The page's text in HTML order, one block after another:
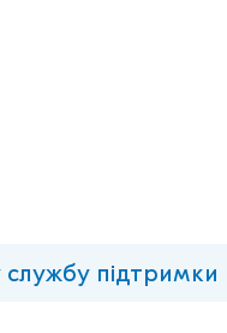
підтримки